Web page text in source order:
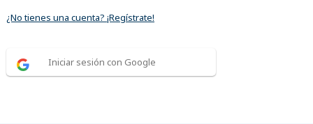
¿No tienes una cuenta? ¡Regístrate!
Iniciar sesión con Google